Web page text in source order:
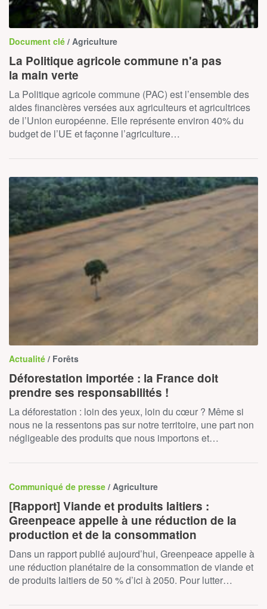
Document clé / Agriculture
La Politique agricole commune n'a pas
la main verte
La Politique agricole commune (PAC) est l’ensemble des
aides financières versées aux agriculteurs et agricultrices
de l’Union européenne. Elle représente environ 40% du
budget de l’UE et façonne l’agriculture…
Actualité / Forêts
Déforestation importée : la France doit
prendre ses responsabilités !
La déforestation : loin des yeux, loin du cœur ? Même si
nous ne la ressentons pas sur notre territoire, une part non
négligeable des produits que nous importons et…
Communiqué de presse / Agriculture
[Rapport] Viande et produits laitiers :
Greenpeace appelle à une réduction de la
production et de la consommation
Dans un rapport publié aujourd’hui, Greenpeace appelle à
une réduction planétaire de la consommation de viande et
de produits laitiers de 50 % d’ici à 2050. Pour lutter…